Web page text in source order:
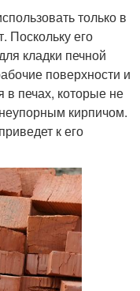
только в
Поскольку его
кладки печной
поверхности и
в печах, которые не
кирпичом.
к его